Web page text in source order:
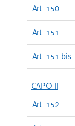
Art. 150
Art. 151
Art. 151 bis
CAPO II
Art. 152